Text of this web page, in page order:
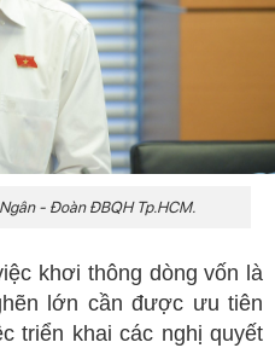
- Đoàn ĐBQH Tp.HCM.
khơi thông dòng vốn là
lớn cần được ưu tiên
triển khai các nghị quyết